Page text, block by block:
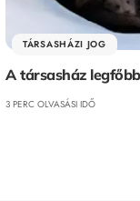
TÁRSASHÁZI JOG
A társasház
3 PERC OLVASÁSI IDŐ